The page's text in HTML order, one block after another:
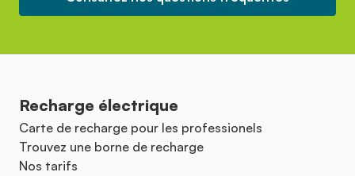
Recharge électrique
Carte de recharge pour les professionels
Trouvez une borne de recharge
Nos tarifs